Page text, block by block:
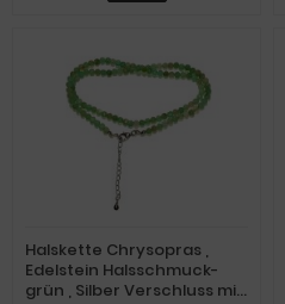
Halskette Chrysopras ,
Edelstein Halsschmuck-
grün , Silber Verschluss mit